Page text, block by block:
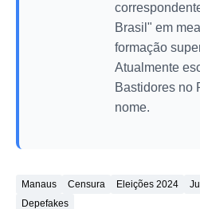
Brasil" em
formação
Atualmente
Bastidores no
nome.
Manaus Censura Eleições 2024
Depefakes